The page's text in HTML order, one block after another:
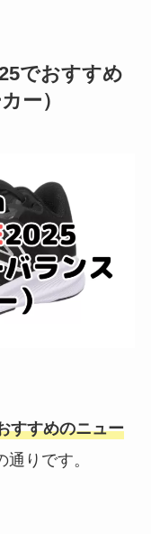
でおすすめ
ー）
すすめのニュー
通りです。